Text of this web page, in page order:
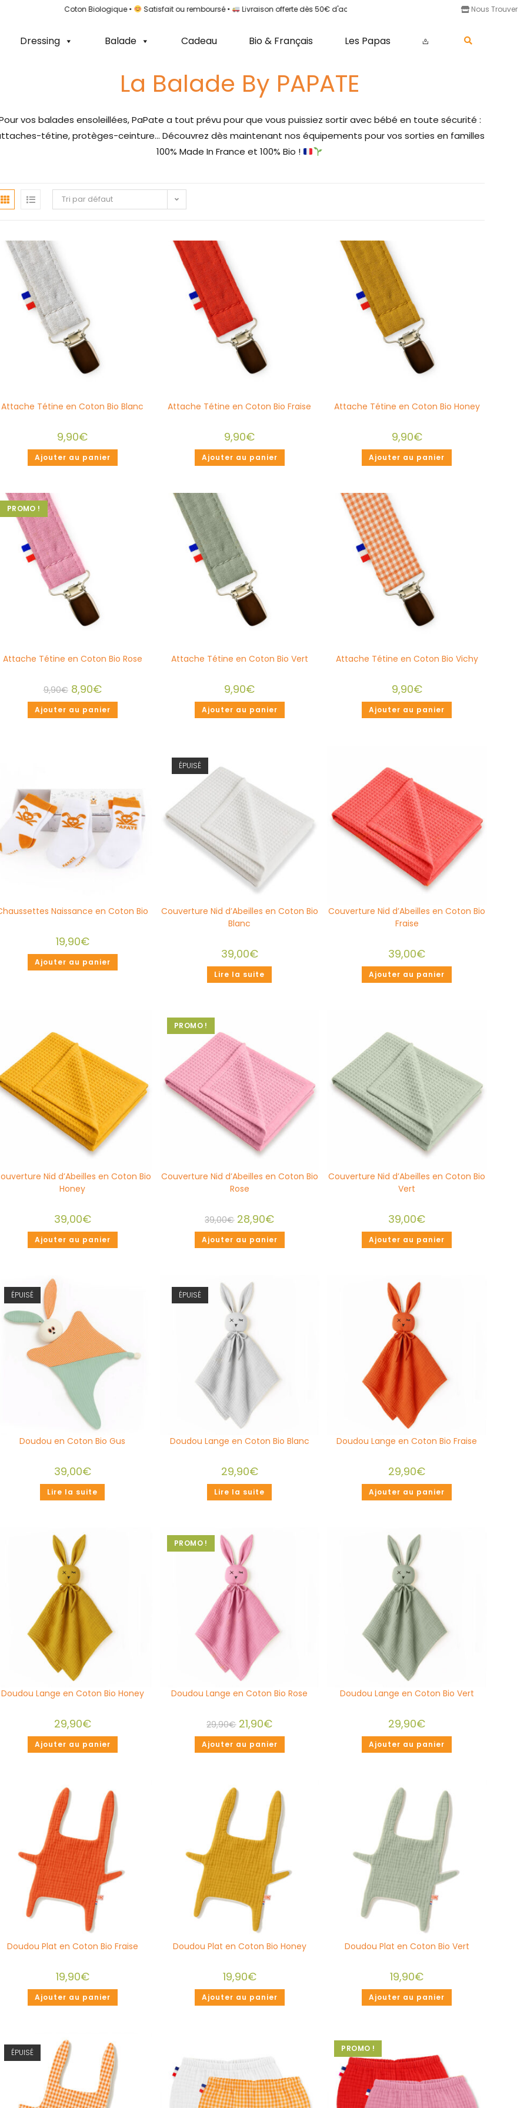
100% Coton Biologique • Satisfait ou remboursé • Livraison offerte dès 50€ d'achat • 100% Coton
Nous Trouver
Dressing Balade Cadeau Bio & Français Les Papas 𖡌
La Balade By PAPATE
vos balades ensoleillées, PaPate a tout prévu pour que vous puissiez sortir avec bébé en toute sécurité :
tétine, protèges-ceinture… Découvrez dès maintenant nos équipements pour vos sorties en familles
100% Made In France et 100% Bio !
Tri par défaut
Attache Tétine en Coton Bio Blanc
9,90€
Ajouter au panier
Attache Tétine en Coton Bio Fraise
9,90€
Ajouter au panier
Attache Tétine en Coton Bio Honey
9,90€
Ajouter au panier
PROMO !
Attache Tétine en Coton Bio Rose
9,90€ 8,90€
Ajouter au panier
Attache Tétine en Coton Bio Vert
9,90€
Ajouter au panier
Attache Tétine en Coton Bio Vichy
9,90€
Ajouter au panier
Naissance en Coton Bio
19,90€
Ajouter au panier
ÉPUISÉ
Couverture Nid d’Abeilles en Coton Bio
Blanc
39,00€
Lire la suite
Couverture Nid d’Abeilles en Coton Bio
Fraise
39,00€
Ajouter au panier
Nid d’Abeilles en Coton Bio
Honey
39,00€
Ajouter au panier
PROMO !
Couverture Nid d’Abeilles en Coton Bio
Rose
39,00€ 28,90€
Ajouter au panier
Couverture Nid d’Abeilles en Coton Bio
Vert
39,00€
Ajouter au panier
ÉPUISÉ
Doudou en Coton Bio Gus
39,00€
Lire la suite
ÉPUISÉ
Doudou Lange en Coton Bio Blanc
29,90€
Lire la suite
Doudou Lange en Coton Bio Fraise
29,90€
Ajouter au panier
Doudou Lange en Coton Bio Honey
29,90€
Ajouter au panier
PROMO !
Doudou Lange en Coton Bio Rose
29,90€ 21,90€
Ajouter au panier
Doudou Lange en Coton Bio Vert
29,90€
Ajouter au panier
Doudou Plat en Coton Bio Fraise
19,90€
Ajouter au panier
Doudou Plat en Coton Bio Honey
19,90€
Ajouter au panier
Doudou Plat en Coton Bio Vert
19,90€
Ajouter au panier
ÉPUISÉ PROMO !